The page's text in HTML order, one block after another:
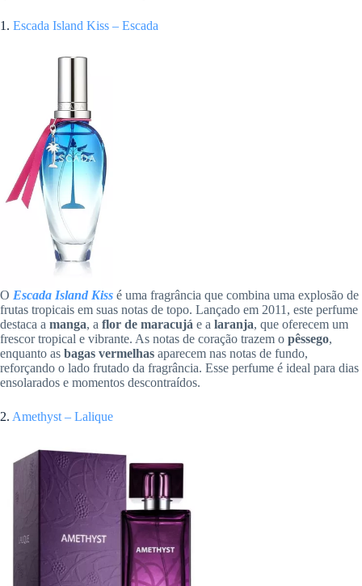
1. Escada Island Kiss – Escada
O Escada Island Kiss é uma fragrância que combina uma explosão de
frutas tropicais em suas notas de topo. Lançado em 2011, este perfume
destaca a manga, a flor de maracujá e a laranja, que oferecem um
frescor tropical e vibrante. As notas de coração trazem o pêssego,
enquanto as bagas vermelhas aparecem nas notas de fundo,
reforçando o lado frutado da fragrância. Esse perfume é ideal para dias
ensolarados e momentos descontraídos.
2. Amethyst – Lalique